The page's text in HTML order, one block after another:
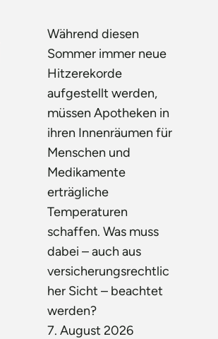
Während diesen
Sommer immer neue
Hitzerekorde
aufgestellt werden,
müssen Apotheken in
ihren Innenräumen für
Menschen und
Medikamente
erträgliche
Temperaturen
schaffen. Was muss
dabei – auch aus
versicherungsrechtlic
her Sicht – beachtet
werden?
7. August 2026